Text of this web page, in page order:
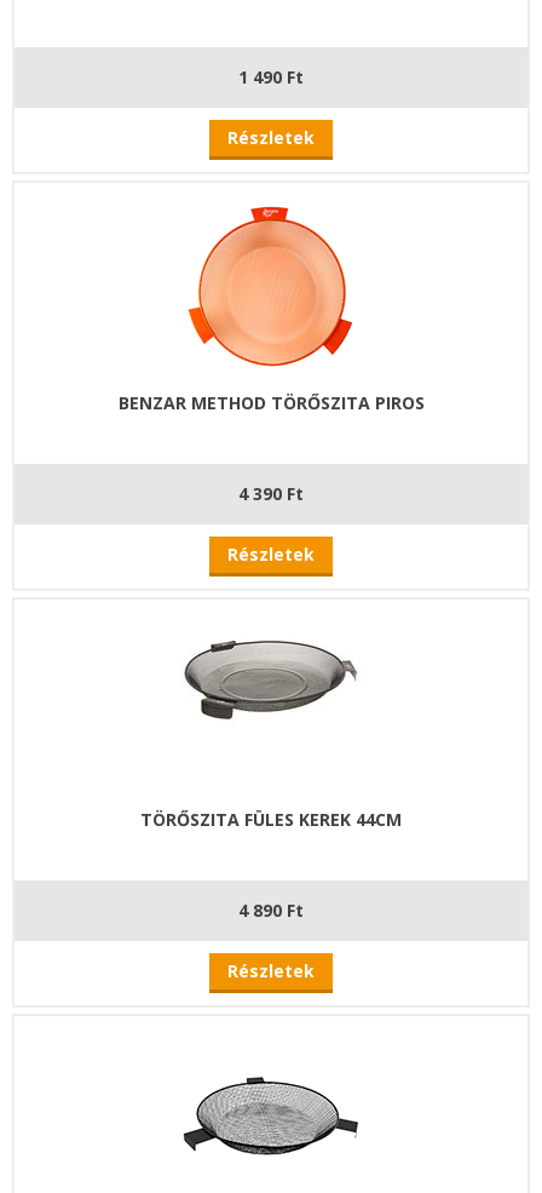
1 490 Ft
Részletek
BENZAR METHOD TÖRŐSZITA PIROS
4 390 Ft
Részletek
TÖRŐSZITA FÜLES KEREK 44CM
4 890 Ft
Részletek